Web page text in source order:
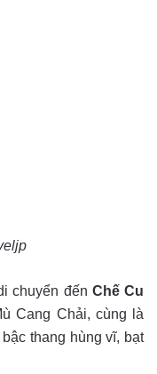
chuyển đến Chế Cu
Cang Chải, cùng là
thang hùng vĩ, bạt